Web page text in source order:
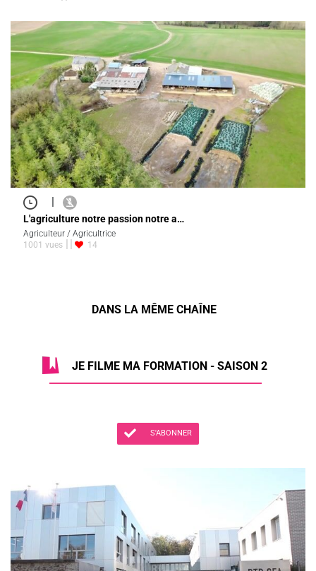
|
L'agriculture notre passion notre a…
Agriculteur / Agricultrice
1001 vues
14
DANS LA MÊME CHAÎNE
JE FILME MA FORMATION - SAISON 2
S'ABONNER